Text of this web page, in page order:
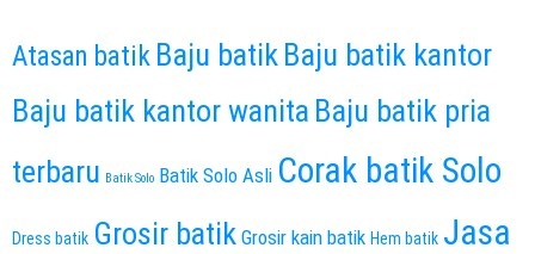
Atasan batik Baju batik Baju batik kantor
Baju batik kantor wanita Baju batik pria
terbaru Batik Solo Batik Solo Asli Corak batik Solo
Dress batik Grosir batik Grosir kain batik Hem batik Jasa